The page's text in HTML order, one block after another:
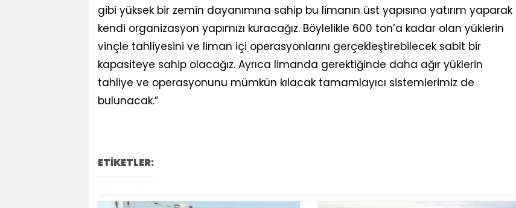
gibi yüksek bir zemin dayanımına sahip bu limanın üst yapısına yatırım yaparak
kendi organizasyon yapımızı kuracağız. Böylelikle 600 ton’a kadar olan yüklerin
vinçle tahliyesini ve liman içi operasyonlarını gerçekleştirebilecek sabit bir
kapasiteye sahip olacağız. Ayrıca limanda gerektiğinde daha ağır yüklerin
tahliye ve operasyonunu mümkün kılacak tamamlayıcı sistemlerimiz de
bulunacak.”
ETİKETLER: